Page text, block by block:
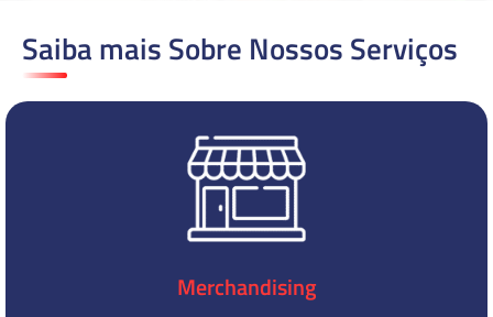
Saiba mais Sobre Nossos Serviços
Merchandising